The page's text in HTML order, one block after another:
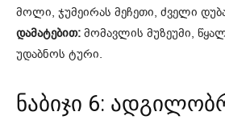
მოლი, ჯუმეირას მეჩეთი, ძველი
დამატებით: მომავლის მუზეუმი,
უდაბნოს ტური.
ნაბიჯი 6: